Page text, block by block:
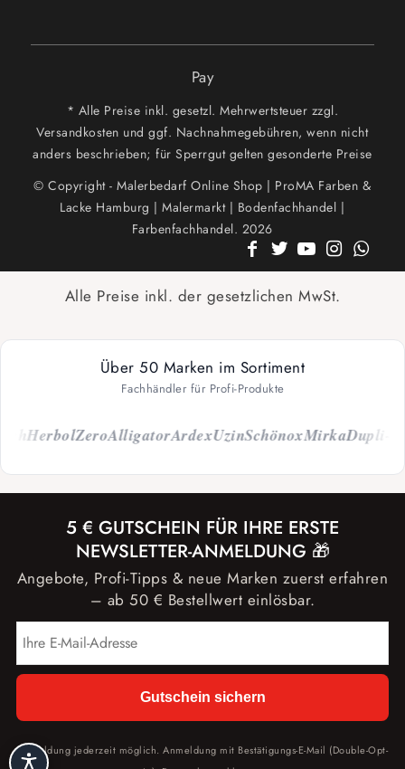
Pay
* Alle Preise inkl. gesetzl. Mehrwertsteuer zzgl.
Versandkosten und ggf. Nachnahmegebühren, wenn nicht
anders beschrieben; für Sperrgut gelten gesonderte Preise
© Copyright - Malerbedarf Online Shop | ProMA Farben &
Lacke Hamburg | Malermarkt | Bodenfachhandel |
Farbenfachhandel. 2026
Alle Preise inkl. der gesetzlichen MwSt.
Über 50 Marken im Sortiment
Fachhändler für Profi-Produkte
HerbolZeroAlligatorArdexUzinSchönoxMirkaDupli-
5 € GUTSCHEIN FÜR IHRE ERSTE
NEWSLETTER-ANMELDUNG 🎁
Angebote, Profi-Tipps & neue Marken zuerst erfahren
– ab 50 € Bestellwert einlösbar.
Gutschein sichern
Abmeldung jederzeit möglich. Anmeldung mit Bestätigungs-E-Mail (Double-Opt-